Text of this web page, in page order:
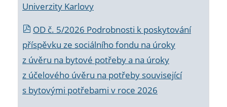
Univerzity Karlovy
OD č. 5/2026 Podrobnosti k poskytování
příspěvku ze sociálního fondu na úroky
z úvěru na bytové potřeby a na úroky
z účelového úvěru na potřeby související
s bytovými potřebami v roce 2026